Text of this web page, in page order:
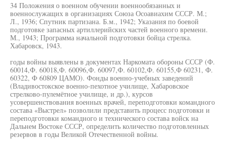
34 Положения о военном обучении военнообязанных и
военнослужащих в организациях Союза Осоавиахим СССР. М.;
Л., 1936; Спутник партизана. Б.м., 1942; Указания по боевой
подготовке запасных артиллерийских частей военного времени.
М., 1943; Программа начальной подготовки бойца стрелка.
Хабаровск, 1943.
годы войны выявлены в документах Наркомата обороны СССР (Ф.
60014,Ф. 60018,Ф. 60096,Ф. 60097,Ф. 60102,Ф. 60155,Ф 60231, Ф.
60322, Ф 60809 ЦАМО). Фонды военно-учебных заведений
(Владивостокское военно-пехотное училище, Хабаровское
стрелково-пулемётное училище, и др.), курсов
усовершенствования военных врачей, переподготовки командного
состава «Выстрел» позволили представить процесс подготовки и
переподготовки командного и технического состава войск на
Дальнем Востоке СССР, определить количество подготовленных
резервов в годы Великой Отечественной войны.